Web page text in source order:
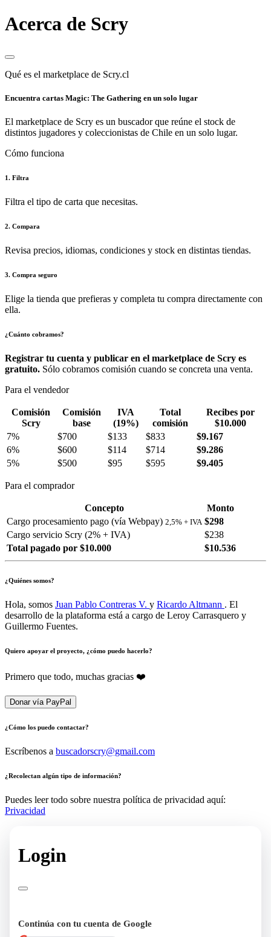
Acerca de Scry
Qué es el marketplace de Scry.cl
Encuentra cartas Magic: The Gathering en un solo lugar
El marketplace de Scry es un buscador que reúne el stock de
distintos jugadores y coleccionistas de Chile en un solo lugar.
Cómo funciona
1. Filtra
Filtra el tipo de carta que necesitas.
2. Compara
Revisa precios, idiomas, condiciones y stock en distintas tiendas.
3. Compra seguro
Elige la tienda que prefieras y completa tu compra directamente con
ella.
¿Cuánto cobramos?
Registrar tu cuenta y publicar en el marketplace de Scry es
gratuito. Sólo cobramos comisión cuando se concreta una venta.
Para el vendedor
Comisión
Scry
Comisión
base
IVA
(19%)
Total
comisión
Recibes por
$10.000
7%
$700 $133 $833
$9.167
6%
$600 $114 $714
$9.286
5%
$500 $95 $595 $9.405
Para el comprador
Concepto
Monto
Cargo procesamiento pago (vía Webpay) 2,5% + IVA $298
Cargo servicio Scry (2% + IVA)
$238
Total pagado por $10.000
$10.536
¿Quiénes somos?
Hola, somos Juan Pablo Contreras V. y Ricardo Altmann . El
desarrollo de la plataforma está a cargo de Leroy Carrasquero y
Guillermo Fuentes.
Quiero apoyar el proyecto, ¿cómo puedo hacerlo?
Primero que todo, muchas gracias ❤️
Donar vía PayPal
¿Cómo los puedo contactar?
Escríbenos a buscadorscry@gmail.com
¿Recolectan algún tipo de información?
Puedes leer todo sobre nuestra política de privacidad aquí:
Privacidad
Login
Continúa con tu cuenta de Google